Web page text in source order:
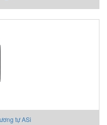
tự ASi